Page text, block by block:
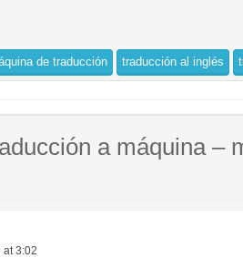
de traducción traducción al inglés
a máquina –
at 3:02